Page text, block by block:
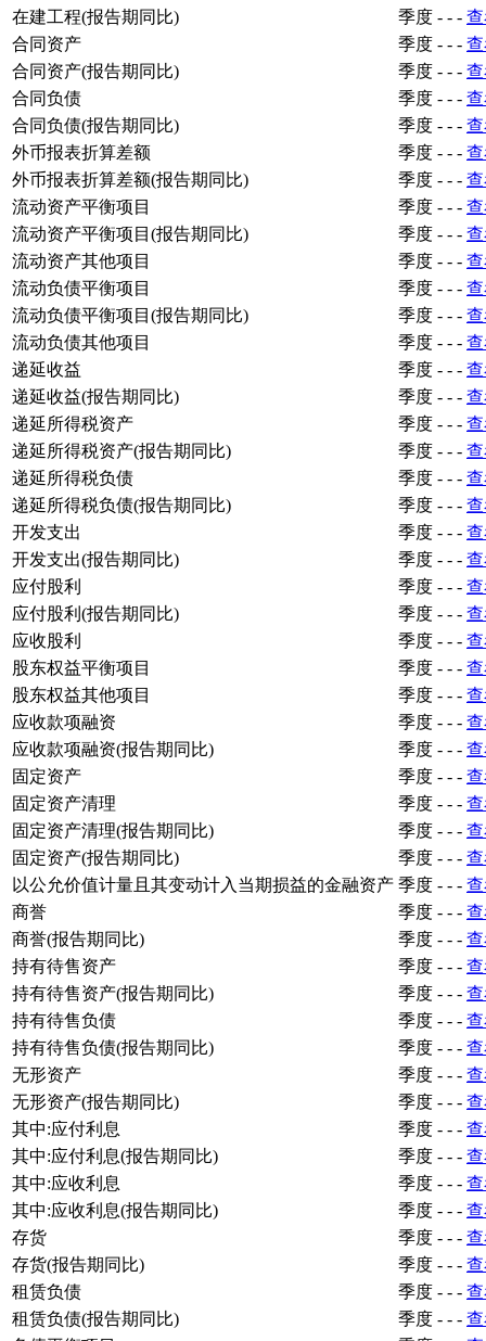
在建工程(报告期同比)
季度 - - -
合同资产
季度 - - -
合同资产(报告期同比)
季度 - - -
合同负债
季度 - - -
合同负债(报告期同比)
季度 - - -
外币报表折算差额
季度 - - -
外币报表折算差额(报告期同比)
季度 - - -
流动资产平衡项目
季度 - - -
流动资产平衡项目(报告期同比)
季度 - - -
流动资产其他项目
季度 - - -
流动负债平衡项目
季度 - - -
流动负债平衡项目(报告期同比)
季度 - - -
流动负债其他项目
季度 - - -
递延收益
季度 - - -
递延收益(报告期同比)
季度 - - -
递延所得税资产
季度 - - -
递延所得税资产(报告期同比)
季度 - - -
递延所得税负债
季度 - - -
递延所得税负债(报告期同比)
季度 - - -
开发支出
季度 - - -
开发支出(报告期同比)
季度 - - -
应付股利
季度 - - -
应付股利(报告期同比)
季度 - - -
应收股利
季度 - - -
股东权益平衡项目
季度 - - -
股东权益其他项目
季度 - - -
应收款项融资
季度 - - -
应收款项融资(报告期同比)
季度 - - -
固定资产
季度 - - -
固定资产清理
季度 - - -
固定资产清理(报告期同比)
季度 - - -
固定资产(报告期同比)
季度 - - -
以公允价值计量且其变动计入当期损益的金融资产 季度 - - -
商誉
季度 - - -
商誉(报告期同比)
季度 - - -
持有待售资产
季度 - - -
持有待售资产(报告期同比)
季度 - - -
持有待售负债
季度 - - -
持有待售负债(报告期同比)
季度 - - -
无形资产
季度 - - -
无形资产(报告期同比)
季度 - - -
其中:应付利息
季度 - - -
其中:应付利息(报告期同比)
季度 - - -
其中:应收利息
季度 - - -
其中:应收利息(报告期同比)
季度 - - -
存货
季度 - - -
存货(报告期同比)
季度 - - -
租赁负债
季度 - - -
租赁负债(报告期同比)
季度 - - -